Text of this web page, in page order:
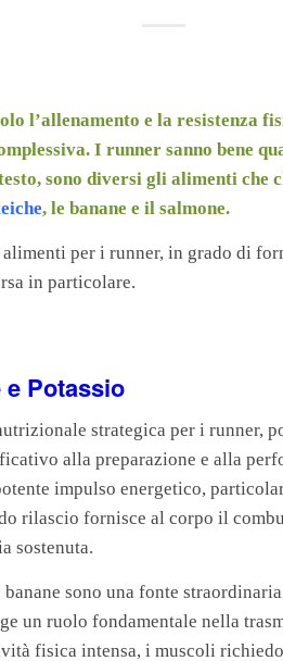
l’allenamento e la resistenza
I runner sanno bene
sono diversi gli alimenti
, le banane e il salmone.
per i runner, in grado di
in particolare.
Potassio
strategica per i runner,
alla preparazione e alla
impulso energetico,
rilascio fornisce al corpo il
sostenuta.
sono una fonte
un ruolo fondamentale nella
fisica intensa, i muscoli